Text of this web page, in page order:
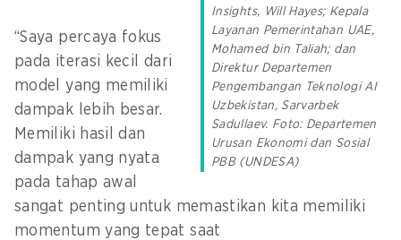
Insights, Will Hayes; Kepala
Layanan Pemerintahan UAE,
Mohamed bin Taliah; dan
Direktur Departemen
Pengembangan Teknologi AI
Uzbekistan, Sarvarbek
Sadullaev. Foto: Departemen
Urusan Ekonomi dan Sosial
PBB (UNDESA)
“Saya percaya fokus
pada iterasi kecil dari
model yang memiliki
dampak lebih besar.
Memiliki hasil dan
dampak yang nyata
pada tahap awal
sangat penting untuk memastikan kita memiliki
momentum yang tepat saat